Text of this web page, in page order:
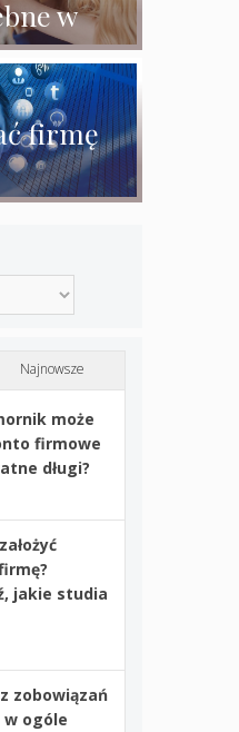
w
firmę
Najnowsze
może
firmowe
długi?
jakie studia
zobowiązań
w ogóle